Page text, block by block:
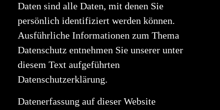
Daten sind alle Daten, mit denen Sie
persönlich identifiziert werden können.
Ausführliche Informationen zum Thema
Datenschutz entnehmen Sie unserer unter
diesem Text aufgeführten
Datenschutzerklärung.
Datenerfassung auf dieser Website